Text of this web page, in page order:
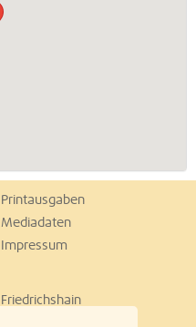
Printausgaben
Mediadaten
Impressum
Friedrichshain